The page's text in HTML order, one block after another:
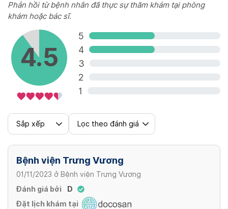
Proetz)
Nội soi chọc rửa xoang hàm (gây tê)
265,000 VND
Phản hồi từ bệnh nhân đã thực sự thăm khám tại phòng
khám hoặc bác sĩ.
4.5
5
4
3
2
1
Sắp xếp Lọc theo đánh giá
Bệnh viện Trưng Vương
01/11/2023 ở Bệnh viện Trưng Vương
Đánh giá bởi
D
Đặt lịch khám tại